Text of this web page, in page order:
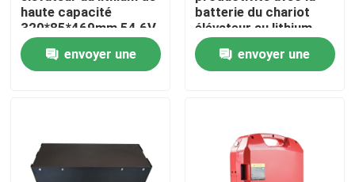
Produits
Visite d'usine
haute capacité
320*85*469mm 54,6V
Longue durée de vie
envoyer une
batterie du chariot
élévateur au lithium
envoyer une